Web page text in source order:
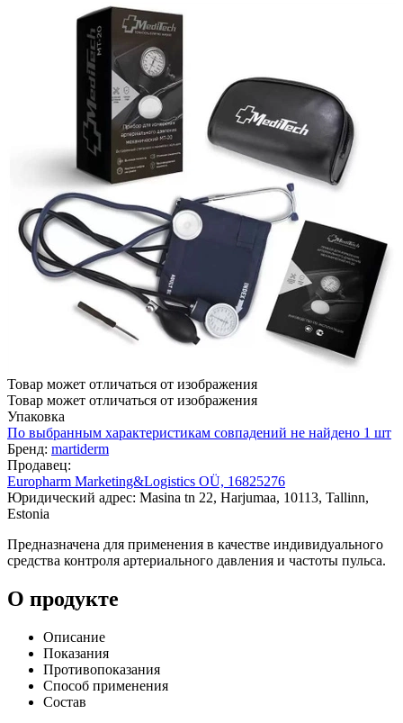
Товар может отличаться от изображения
Товар может отличаться от изображения
Упаковка
По выбранным характеристикам совпадений не найдено 1 шт
Бренд: martiderm
Продавец:
Europharm Marketing&Logistics OÜ, 16825276
Юридический адрес: Masina tn 22, Harjumaa, 10113, Tallinn,
Estonia
Предназначена для применения в качестве индивидуального
средства контроля артериального давления и частоты пульса.
О продукте
Описание
Показания
Противопоказания
Способ применения
Состав